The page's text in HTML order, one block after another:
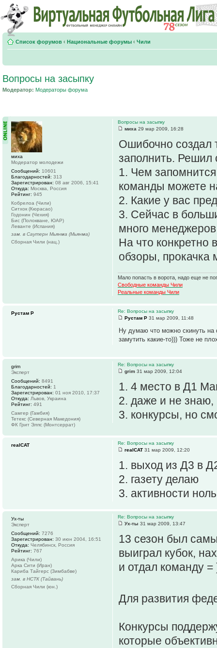
Список форумов ‹ Национальные форумы ‹ Чили
Вопросы на засыпку
Модератор: Модераторы форума
Вопросы на засыпку
миха 29 мар 2009, 16:28
Ошибочно создал
заполнить. Решил
1. Чем
команды можете
2. Какие у вас
3. Сейчас в
много менеджеров
На что конкретно
обзоры, прокачка
Мало попасть в ворота, надо еще не
Свободные команды Чили
Реальные команды Чили
миха
Модератор молодежи
Сообщений: 10601
Благодарностей: 313
Зарегистрирован: 08 авг 2006, 15:41
Откуда: Москва, Россия
Рейтинг: 945
Кобрелоа (Чили)
Ситхок (Кюрасао)
Годонин (Чехия)
Бис (Полокване, ЮАР)
Леванте (Испания)
зам. в Саутерн Мьянма (Мьянма)
Сборная Чили (нац.)
Re: Вопросы на засыпку
Рустам Р 31 мар 2009, 11:48
Ну думаю что можно скинуть на
замутить какие-то))) Тоже не
Рустам Р
Re: Вопросы на засыпку
grim 31 мар 2009, 12:04
1. 4 место в Д1
2. даже и не знаю,
3. конкурсы, но
grim
Эксперт
Сообщений: 8491
Благодарностей: 1
Зарегистрирован: 01 ноя 2010, 17:37
Откуда: Львов, Украина
Рейтинг: 491
Самгер (Гамбия)
Тетекс (Северная Македония)
ФК Грит Элпс (Монтсеррат)
Re: Вопросы на засыпку
realCAT 31 мар 2009, 12:20
1. выход из Д3 в
2. газету делаю
3. активности
realCAT
Re: Вопросы на засыпку
Ух-ты 31 мар 2009, 13:47
13 сезон был
выиграл кубок,
и отдал команду =
Для развития
Конкурсы
которые
Ух-ты
Эксперт
Сообщений: 7276
Зарегистрирован: 30 июн 2004, 16:51
Откуда: Челябинск, Россия
Рейтинг: 767
Арика (Чили)
Арка Сити (Иран)
Кариба Тайгерс (Зимбабве)
зам. в НСТК (Тайвань)
Сборная Чили (юн.)